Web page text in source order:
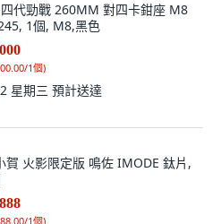
四代勁戰 260MM 對四卡鉗座 M8
1個, M8,黑色
1個)
星期三 預計送達
賀 火影限定版 鳴佐 IMODE 鈦片,
1個)